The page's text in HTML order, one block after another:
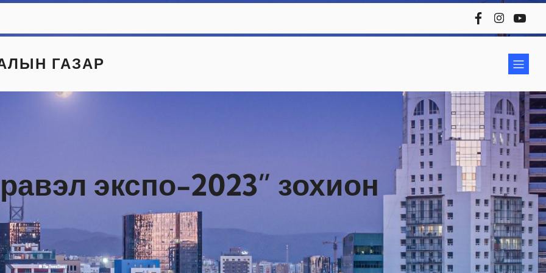
ГАЗАР
экспо-2023” зохион